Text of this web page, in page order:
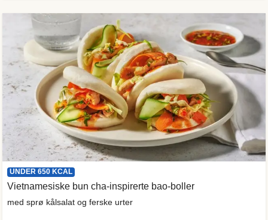
UNDER 650 KCAL
Vietnamesiske bun cha-inspirerte bao-boller
med sprø kålsalat og ferske urter